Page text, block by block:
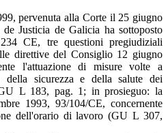
pervenuta alla Corte il 25 giugno
Justicia de Galicia ha sottoposto
CE, tre questioni pregiudiziali
direttive del Consiglio 12 giugno
l'attuazione di misure volte a
della sicurezza e della salute dei
L 183, pag. 1; in prosieguo: la
1993, 93/104/CE, concernente
dell'orario di lavoro (GU L 307,